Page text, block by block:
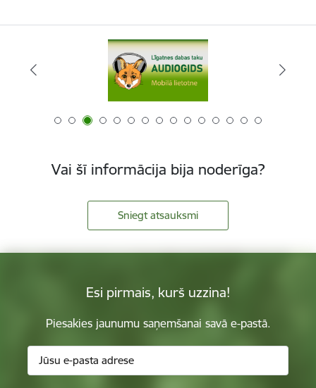
Vai šī informācija bija noderīga?
Sniegt atsauksmi
Esi pirmais, kurš uzzina!
Piesakies jaunumu saņemšanai savā e-pastā.